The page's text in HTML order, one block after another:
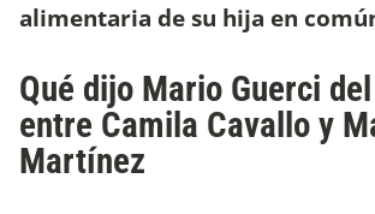
alimentaria de su hija en
Qué dijo Mario Guerci
entre Camila Cavallo y
Martínez